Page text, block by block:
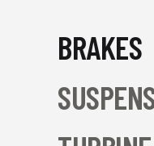
BRAKES